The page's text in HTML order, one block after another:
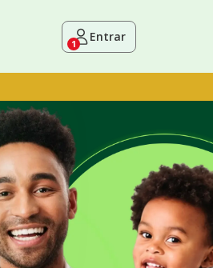
1 Entrar